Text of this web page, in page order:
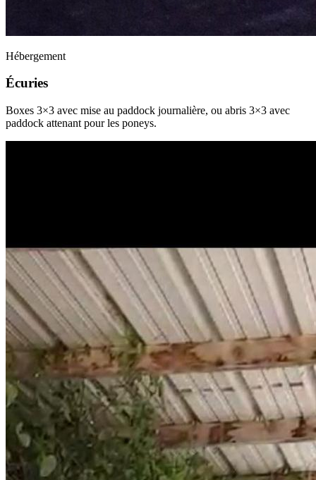
Hébergement
Écuries
Boxes 3×3 avec mise au paddock journalière, ou abris 3×3 avec
paddock attenant pour les poneys.